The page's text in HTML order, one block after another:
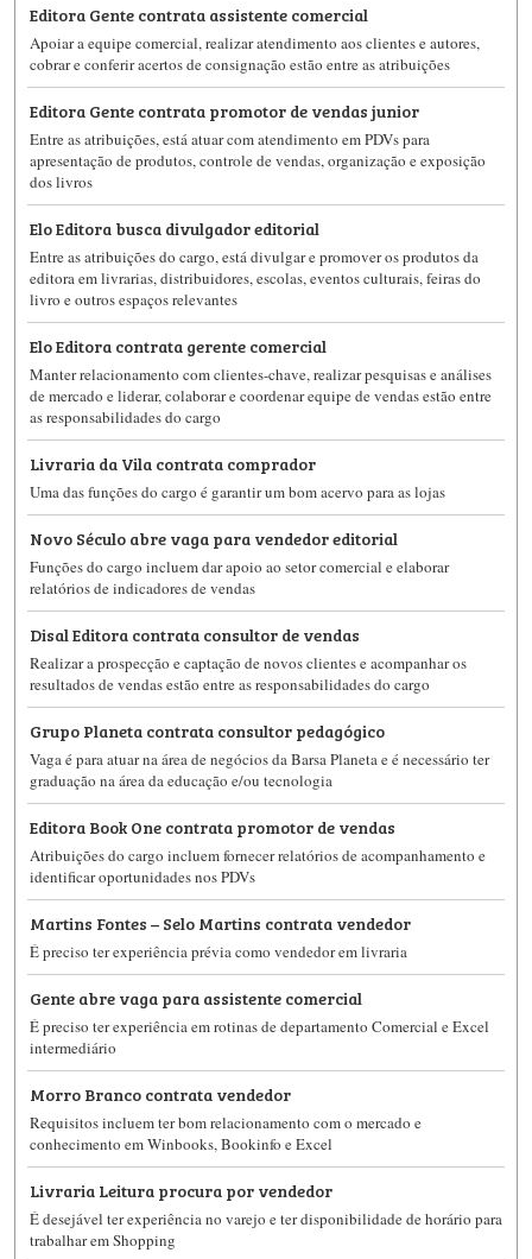
Editora Gente contrata assistente comercial
Apoiar a equipe comercial, realizar atendimento aos clientes e autores,
cobrar e conferir acertos de consignação estão entre as atribuições
Editora Gente contrata promotor de vendas junior
Entre as atribuições, está atuar com atendimento em PDVs para
apresentação de produtos, controle de vendas, organização e exposição
dos livros
Elo Editora busca divulgador editorial
Entre as atribuições do cargo, está divulgar e promover os produtos da
editora em livrarias, distribuidores, escolas, eventos culturais, feiras do
livro e outros espaços relevantes
Elo Editora contrata gerente comercial
Manter relacionamento com clientes-chave, realizar pesquisas e análises
de mercado e liderar, colaborar e coordenar equipe de vendas estão entre
as responsabilidades do cargo
Livraria da Vila contrata comprador
Uma das funções do cargo é garantir um bom acervo para as lojas
Novo Século abre vaga para vendedor editorial
Funções do cargo incluem dar apoio ao setor comercial e elaborar
relatórios de indicadores de vendas
Disal Editora contrata consultor de vendas
Realizar a prospecção e captação de novos clientes e acompanhar os
resultados de vendas estão entre as responsabilidades do cargo
Grupo Planeta contrata consultor pedagógico
Vaga é para atuar na área de negócios da Barsa Planeta e é necessário ter
graduação na área da educação e/ou tecnologia
Editora Book One contrata promotor de vendas
Atribuições do cargo incluem fornecer relatórios de acompanhamento e
identificar oportunidades nos PDVs
Martins Fontes – Selo Martins contrata vendedor
É preciso ter experiência prévia como vendedor em livraria
Gente abre vaga para assistente comercial
É preciso ter experiência em rotinas de departamento Comercial e Excel
intermediário
Morro Branco contrata vendedor
Requisitos incluem ter bom relacionamento com o mercado e
conhecimento em Winbooks, Bookinfo e Excel
Livraria Leitura procura por vendedor
É desejável ter experiência no varejo e ter disponibilidade de horário para
trabalhar em Shopping